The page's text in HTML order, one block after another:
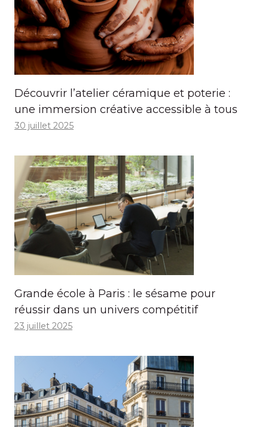
Découvrir l’atelier céramique et poterie :
une immersion créative accessible à tous
30 juillet 2025
Grande école à Paris : le sésame pour
réussir dans un univers compétitif
23 juillet 2025